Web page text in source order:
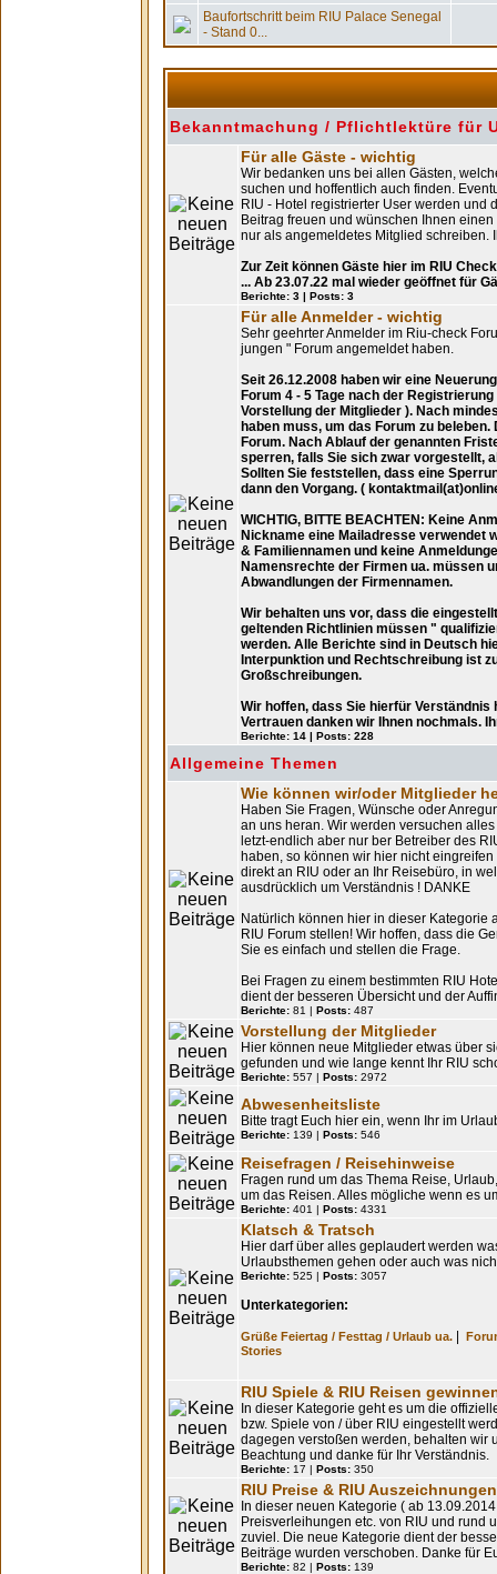
Baufortschritt beim RIU Palace Senegal
- Stand 0...
Bekanntmachung / Pflichtlektüre für
Für alle Gäste - wichtig
Wir bedanken uns bei allen Gästen,
suchen und hoffentlich auch finden.
RIU - Hotel registrierter User werden und
Beitrag freuen und wünschen Ihnen
nur als angemeldetes Mitglied schreiben.
Zur Zeit können Gäste hier im RIU
... Ab 23.07.22 mal wieder geöffnet für
Berichte: 3 | Posts: 3
Für alle Anmelder - wichtig
Sehr geehrter Anmelder im Riu-check
jungen " Forum angemeldet haben.
Seit 26.12.2008 haben wir eine
Forum 4 - 5 Tage nach der
Vorstellung der Mitglieder ). Nach
haben muss, um das Forum zu
Forum. Nach Ablauf der genannten
sperren, falls Sie sich zwar vorgestellt,
Sollten Sie feststellen, dass eine
dann den Vorgang. (
WICHTIG, BITTE BEACHTEN: Keine
Nickname eine Mailadresse verwendet
& Familiennamen und keine
Namensrechte der Firmen ua. müssen
Abwandlungen der Firmennamen.
Wir behalten uns vor, dass die
geltenden Richtlinien müssen "
werden. Alle Berichte sind in Deutsch
Interpunktion und Rechtschreibung ist
Großschreibungen.
Wir hoffen, dass Sie hierfür Verständnis
Vertrauen danken wir Ihnen nochmals.
Berichte: 14 | Posts: 228
Allgemeine Themen
Wie können wir/oder Mitglieder
Haben Sie Fragen, Wünsche oder
an uns heran. Wir werden versuchen
letzt-endlich aber nur ber Betreiber des
haben, so können wir hier nicht
direkt an RIU oder an Ihr Reisebüro, in
ausdrücklich um Verständnis ! DANKE
Natürlich können hier in dieser
RIU Forum stellen! Wir hoffen, dass die
Sie es einfach und stellen die Frage.
Bei Fragen zu einem bestimmten RIU
dient der besseren Übersicht und der
Berichte: 81 | Posts: 487
Vorstellung der Mitglieder
Hier können neue Mitglieder etwas über
gefunden und wie lange kennt Ihr RIU
Berichte: 557 | Posts: 2972
Abwesenheitsliste
Bitte tragt Euch hier ein, wenn Ihr im
Berichte: 139 | Posts: 546
Reisefragen / Reisehinweise
Fragen rund um das Thema Reise,
um das Reisen. Alles mögliche wenn es
Berichte: 401 | Posts: 4331
Klatsch & Tratsch
Hier darf über alles geplaudert werden
Urlaubsthemen gehen oder auch was
Berichte: 525 | Posts: 3057
Unterkategorien:
Grüße Feiertag / Festtag / Urlaub ua.
Stories
RIU Spiele & RIU Reisen
In dieser Kategorie geht es um die
bzw. Spiele von / über RIU eingestellt
dagegen verstoßen werden, behalten wir
Beachtung und danke für Ihr Verständnis.
Berichte: 17 | Posts: 350
RIU Preise & RIU
In dieser neuen Kategorie ( ab
Preisverleihungen etc. von RIU und rund
zuviel. Die neue Kategorie dient der
Beiträge wurden verschoben. Danke für
Berichte: 82 | Posts: 139